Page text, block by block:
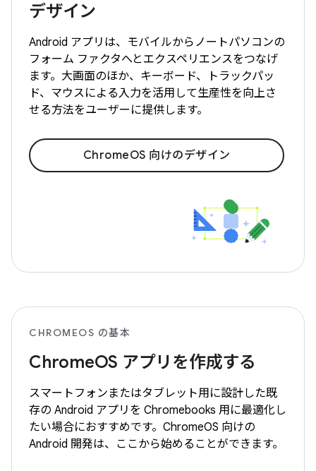
デザイン
Android アプリは、モバイルからノートパソコンの
フォーム ファクタへとエクスペリエンスをつなげ
ます。大画面のほか、キーボード、トラックパッ
ド、マウスによる入力を活用して生産性を向上さ
せる方法をユーザーに提供します。
ChromeOS 向けのデザイン
CHROMEOS の基本
ChromeOS アプリを作成する
スマートフォンまたはタブレット用に設計した既
存の Android アプリを Chromebooks 用に最適化し
たい場合におすすめです。ChromeOS 向けの
Android 開発は、ここから始めることができます。